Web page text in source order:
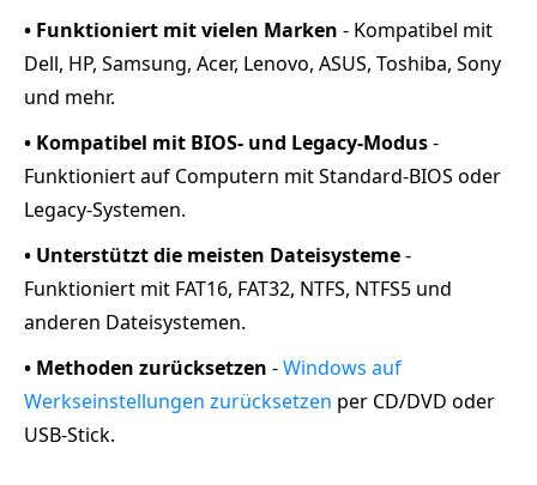
• Funktioniert mit vielen Marken - Kompatibel mit
Dell, HP, Samsung, Acer, Lenovo, ASUS, Toshiba, Sony
und mehr.
• Kompatibel mit BIOS- und Legacy-Modus-
Funktioniert auf Computern mit Standard-BIOS oder
Legacy-Systemen.
• Unterstützt die meisten Dateisysteme-
Funktioniert mit FAT16, FAT32, NTFS, NTFS5 und
anderen Dateisystemen.
• Methoden zurücksetzen -Windows auf
Werkseinstellungen zurücksetzen per CD/DVD oder
USB-Stick.